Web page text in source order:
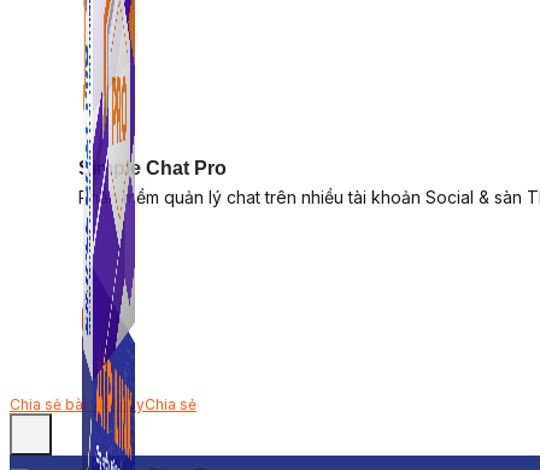
Simple Chat Pro
Phần mềm quản lý chat trên nhiều tài khoản Social & sàn
Chia sẻ bài viết nàyChia sẻ